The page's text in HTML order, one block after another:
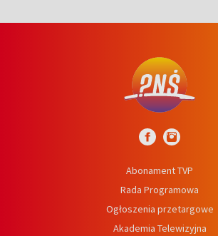
Abonament TVP
Rada Programowa
Ogłoszenia przetargowe
Akademia Telewizyjna